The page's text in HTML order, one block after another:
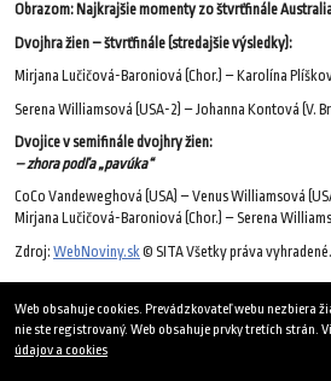
Obrazom: Najkrajšie momenty zo štvrťfinále
Dvojhra žien – štvrťfinále (stredajšie výsledky):
Mirjana Lučičová-Baroniová (Chor.) – Karolína
Serena Williamsová (USA-2) – Johanna Kontová (V.
Dvojice v semifinále dvojhry žien:
– zhora podľa „pavúka“
CoCo Vandeweghová (USA) – Venus Williamsová
Mirjana Lučičová-Baroniová (Chor.) – Serena
Zdroj: WebNoviny.sk© SITA Všetky práva vyhradené.
Web obsahuje cookies. Prevádzkovateľ webu nezbiera
nie ste registrovaný. Web obsahuje prvky tretích strán.
údajov a cookies